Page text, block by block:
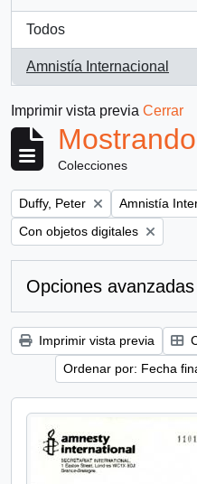
Todos
Amnistía Internacional
, 1 resultados
Imprimir vista previa Cerrar
Colecciones
Remove filter:
Duffy, Peter Remove filter:
Amnistía
Remove filter:
Con objetos digitales
Opciones
Imprimir vista previa
Ordenar por: Fecha